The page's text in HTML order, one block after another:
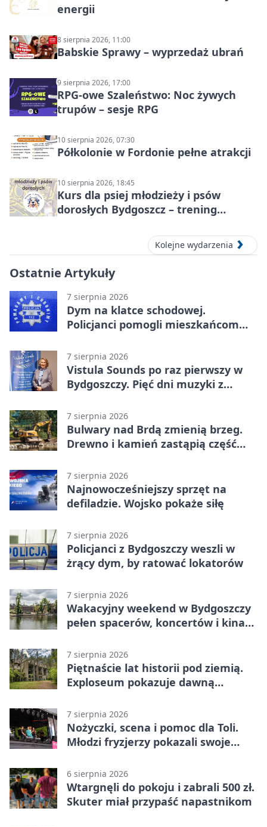
energii
8 sierpnia 2026, 11:00
Babskie Sprawy – wyprzedaż ubrań
9 sierpnia 2026, 17:00
RPG-owe Szaleństwo: Noc żywych
trupów – sesje RPG
10 sierpnia 2026, 07:30
Półkolonie w Fordonie pełne atrakcji
10 sierpnia 2026, 18:45
Kurs dla psiej młodzieży i psów
dorosłych Bydgoszcz – trening
Kolejne wydarzenia
Ostatnie Artykuły
7 sierpnia 2026
Dym na klatce schodowej.
Policjanci pomogli mieszkańcom
7 sierpnia 2026
Vistula Sounds po raz pierwszy w
Bydgoszczy. Pięć dni muzyki z
7 sierpnia 2026
Bulwary nad Brdą zmienią brzeg.
Drewno i kamień zastąpią część
7 sierpnia 2026
Najnowocześniejszy sprzęt na
defiladzie. Wojsko pokaże siłę
7 sierpnia 2026
Policjanci z Bydgoszczy weszli w
żrący dym, by ratować lokatorów
7 sierpnia 2026
Wakacyjny weekend w Bydgoszczy
pełen spacerów, koncertów i kina
7 sierpnia 2026
Piętnaście lat historii pod ziemią.
Exploseum pokazuje dawną
7 sierpnia 2026
Nożyczki, scena i pomoc dla Toli.
Młodzi fryzjerzy pokazali swoje
6 sierpnia 2026
Wtargnęli do pokoju i zabrali 500 zł.
Skuter miał przypaść napastnikom